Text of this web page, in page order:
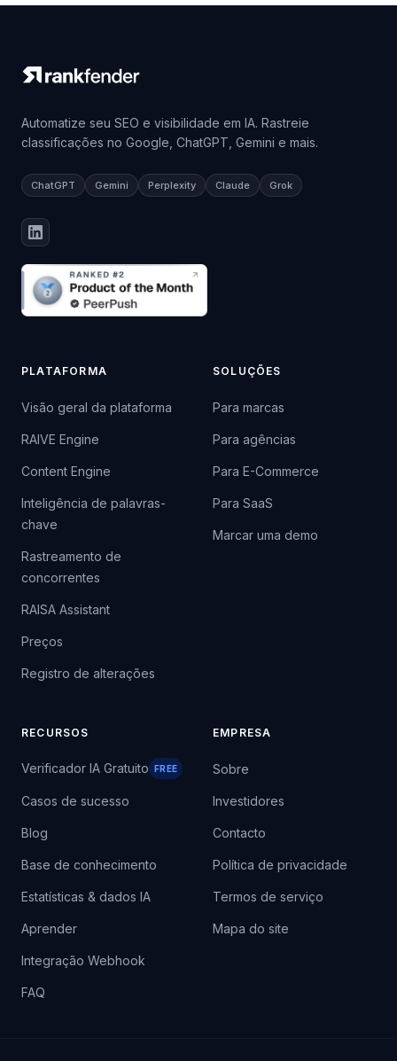
Automatize seu SEO e visibilidade em IA. Rastreie
classificações no Google, ChatGPT, Gemini e mais.
ChatGPT Gemini Perplexity Claude Grok
PLATAFORMA
Visão geral da plataforma
RAIVE Engine
Content Engine
Inteligência de palavras-
chave
Rastreamento de
concorrentes
RAISA Assistant
Preços
Registro de alterações
SOLUÇÕES
Para marcas
Para agências
Para E-Commerce
Para SaaS
Marcar uma demo
RECURSOS
Verificador IA Gratuito FREE
Casos de sucesso
Blog
Base de conhecimento
Estatísticas & dados IA
Aprender
Integração Webhook
FAQ
EMPRESA
Sobre
Investidores
Contacto
Política de privacidade
Termos de serviço
Mapa do site